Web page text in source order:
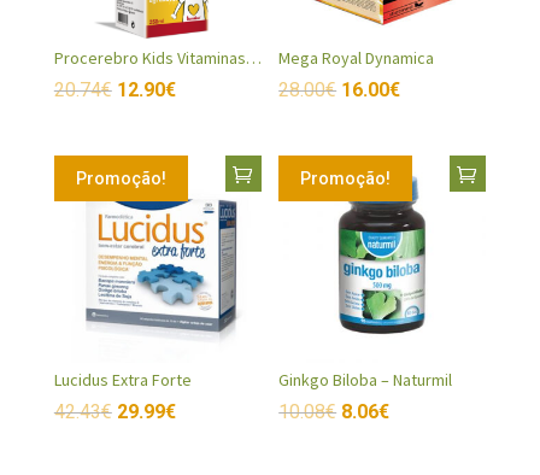
Procerebro Kids Vitaminas e Minerais
20.74€ 12.90€
Mega Royal Dynamica
28.00€ 16.00€
Promoção!
Lucidus Extra Forte
42.43€ 29.99€
Promoção!
Ginkgo Biloba – Naturmil
10.08€ 8.06€